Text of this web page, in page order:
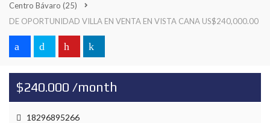
Centro Bávaro (25)
DE OPORTUNIDAD VILLA EN VENTA EN VISTA CANA US$240,000.00
$240.000 /month
18296895266